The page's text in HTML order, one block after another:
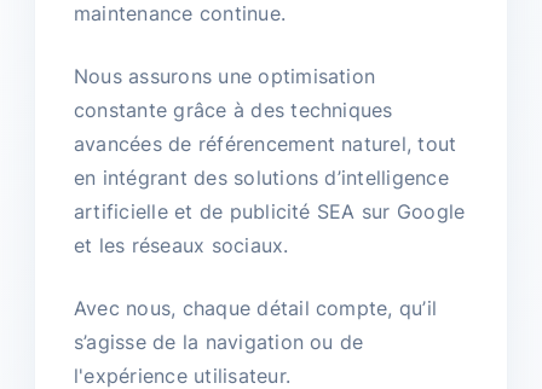
maintenance continue.
Nous assurons une optimisation
constante grâce à des techniques
avancées de référencement naturel, tout
en intégrant des solutions d’intelligence
artificielle et de publicité SEA sur Google
et les réseaux sociaux.
Avec nous, chaque détail compte, qu’il
s’agisse de la navigation ou de
l'expérience utilisateur.